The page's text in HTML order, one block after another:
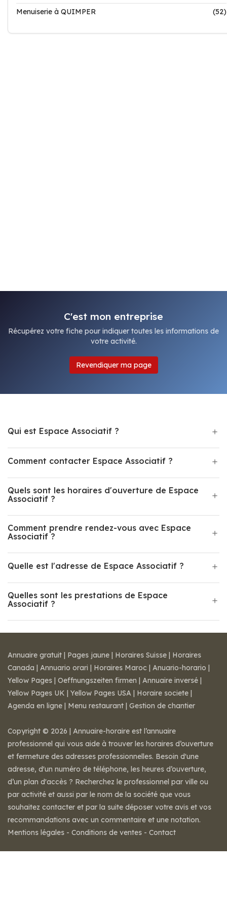
Menuiserie à QUIMPER
(52)
C'est mon entreprise
Récupérez votre fiche pour indiquer toutes les informations de
votre activité.
Revendiquer ma page
Qui est Espace Associatif ?
Comment contacter Espace Associatif ?
Quels sont les horaires d'ouverture de Espace
Associatif ?
Comment prendre rendez-vous avec Espace
Associatif ?
Quelle est l'adresse de Espace Associatif ?
Quelles sont les prestations de Espace
Associatif ?
Annuaire gratuit | Pages jaune | Horaires Suisse | Horaires
Canada | Annuario orari | Horaires Maroc | Anuario-horario |
Yellow Pages | Oeffnungszeiten firmen | Annuaire inversé |
Yellow Pages UK | Yellow Pages USA | Horaire societe |
Agenda en ligne | Menu restaurant | Gestion de chantier
Copyright © 2026 | Annuaire-horaire est l’annuaire
professionnel qui vous aide à trouver les horaires d’ouverture
et fermeture des adresses professionnelles. Besoin d'une
adresse, d'un numéro de téléphone, les heures d’ouverture,
d’un plan d'accès ? Recherchez le professionnel par ville ou
par activité et aussi par le nom de la société que vous
souhaitez contacter et par la suite déposer votre avis et vos
recommandations avec un commentaire et une notation.
Mentions légales - Conditions de ventes - Contact